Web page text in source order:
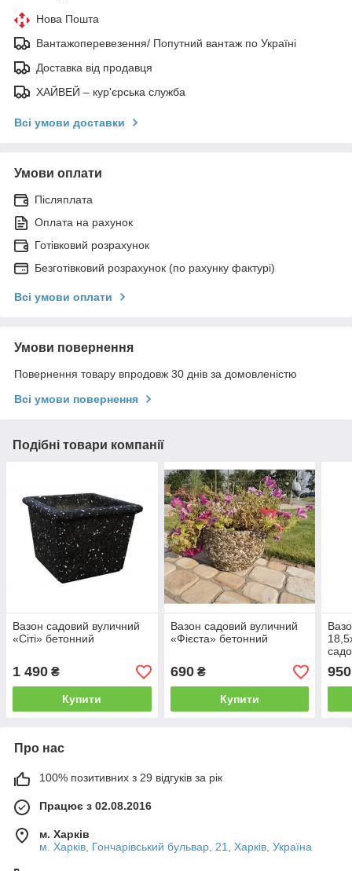
Нова Пошта
Вантажоперевезення/ Попутний вантаж по Україні
Доставка від продавця
ХАЙВЕЙ – кур'єрська служба
Всі умови доставки
Умови оплати
Післяплата
Оплата на рахунок
Готівковий розрахунок
Безготівковий розрахунок (по рахунку фактурі)
Всі умови оплати
Умови повернення
Повернення товару впродовж 30 днів за домовленістю
Всі умови повернення
Подібні товари компанії
Вазон садовий вуличний
«Сіті» бетонний
1 490 ₴
Купити
Вазон садовий вуличний
«Фієста» бетонний
690₴
Купити
950
Про нас
100% позитивних з 29 відгуків за рік
Працює з 02.08.2016
м. Харків
м. Харків, Гончарівський бульвар, 21, Харків, Україна